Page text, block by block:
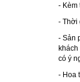
- Kèm
- Thời
- Sản
có ý
- Hoa